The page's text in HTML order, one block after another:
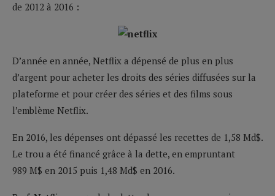
de 2012 à 2016 :
D’année en année, Netflix a dépensé de plus en plus
d’argent pour acheter les droits des séries diffusées sur la
plateforme et pour créer des séries et des films sous
l’emblème Netflix.
En 2016, les dépenses ont dépassé les recettes de 1,58 Md$.
Le trou a été financé grâce à la dette, en empruntant
989 M$ en 2015 puis 1,48 Md$ en 2016.